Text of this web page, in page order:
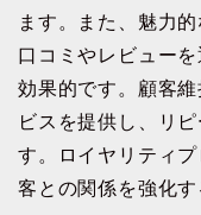
ます。また、魅力
口コミやレビュー
効果的です。顧客
ビスを提供し、リ
す。ロイヤリティ
客との関係を強化す